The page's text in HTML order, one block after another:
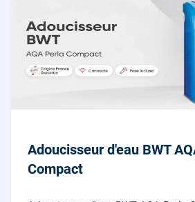
Adoucisseur d'eau BWT
Compact